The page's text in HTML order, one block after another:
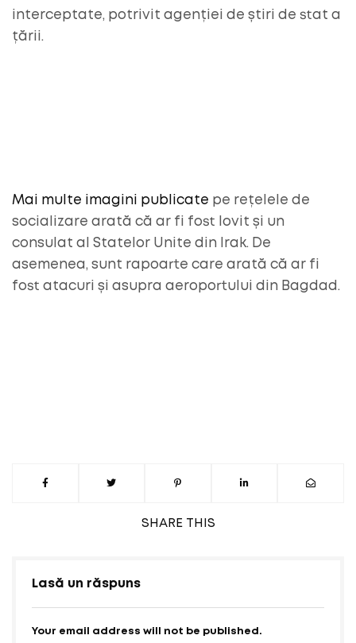
SHARE THIS
interceptate, potrivit agenției de știri de stat a
țării.
Mai multe imagini publicate pe rețelele de
socializare arată că ar fi fost lovit și un
consulat al Statelor Unite din Irak. De
asemenea, sunt rapoarte care arată că ar fi
fost atacuri și asupra aeroportului din Bagdad.
Lasă un răspuns
Your email address will not be published.